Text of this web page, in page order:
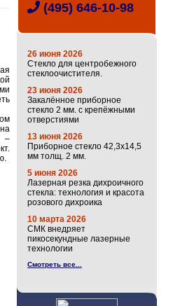
–
(495) 646-10-98
26 июня 2026
Стекло для центробежного
стеклоочистителя.
23 июня 2026
Закалённое приборное
стекло 2 мм. с крепёжными
отверстиями
13 июня 2026
Приборное стекло 42,3х14,5
мм толщ. 2 мм.
5 июня 2026
Лазерная резка дихроичного
стекла: технология и красота
розового дихроика
10 марта 2026
СМК внедряет
пикосекундные лазерные
технологии
Смотреть все...